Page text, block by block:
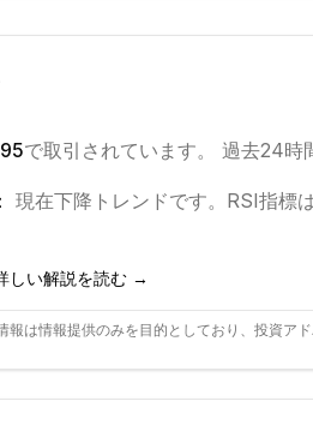
で取引されています。 過去24時
現在下降 トレンドです。 RSI指標
しい解説を読む →
報は情報提供のみを目的としており、投資ア